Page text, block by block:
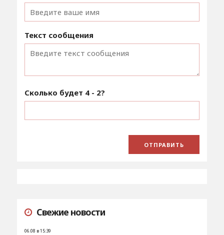
Текст сообщения
Сколько будет 4 - 2?
Свежие новости
06.08 в 15:39